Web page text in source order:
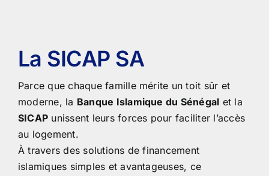
La SICAP SA
Parce que chaque famille mérite un toit sûr et
moderne, la Banque Islamique du Sénégal et la
SICAP unissent leurs forces pour faciliter l’accès
au logement.
À travers des solutions de financement
islamiques simples et avantageuses, ce